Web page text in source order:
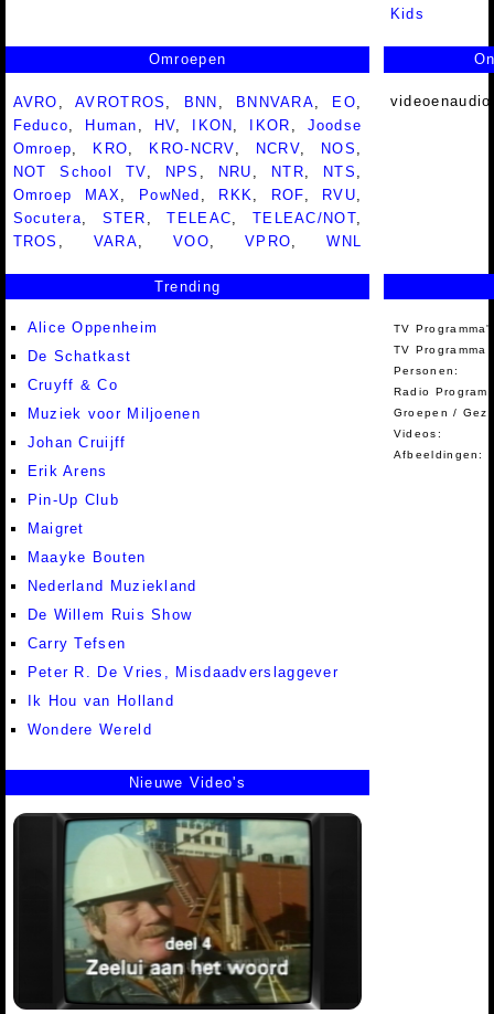
Kids
Omroepen
AVRO ,AVROTROS BNN BNNVARA EO
Feduco
Human HV IKON IKOR
Joodse
Omroep
KRO KRO-NCRV NCRV NOS
NOT School TV
NPS NRU NTR NTS
Omroep MAX
PowNed RKK ROF RVU
Socutera
STER ,TELEAC TELEAC/NOT
TROS
VARA ,VOO ,VPRO ,WNL
Trending
Alice Oppenheim
De Schatkast
Cruyff & Co
Muziek voor Miljoenen
Johan Cruijff
Erik Arens
Pin-Up Club
Maigret
Maayke Bouten
Nederland Muziekland
De Willem Ruis Show
Carry Tefsen
Peter R. De Vries, Misdaadverslaggever
Ik Hou van Holland
Wondere Wereld
TV
TV Programma
Personen:
Radio
Groepen /
Videos:
Afbeeldingen:
Nieuwe Video's